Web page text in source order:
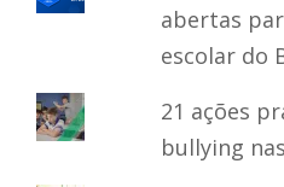
abertas
escolar do
21 ações
bullying